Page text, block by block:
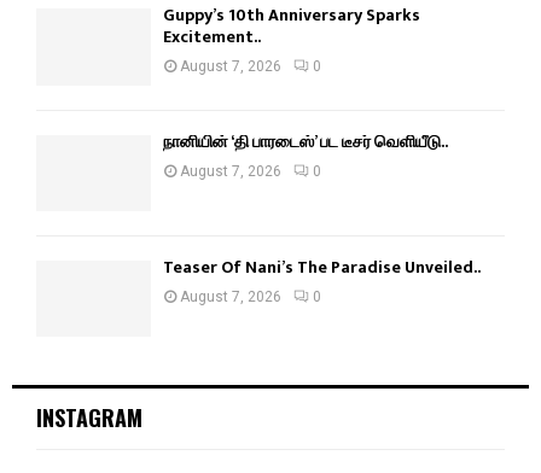
Guppy’s 10th Anniversary Sparks
Excitement..
August 7, 2026 0
நானியின் ‘தி பாரடைஸ்’ பட டீசர் வெளியீடு..
August 7, 2026 0
Teaser Of Nani’s The Paradise Unveiled..
August 7, 2026 0
INSTAGRAM